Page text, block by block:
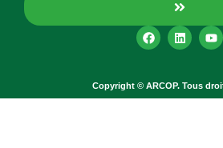
Copyright © ARCOP. Tous